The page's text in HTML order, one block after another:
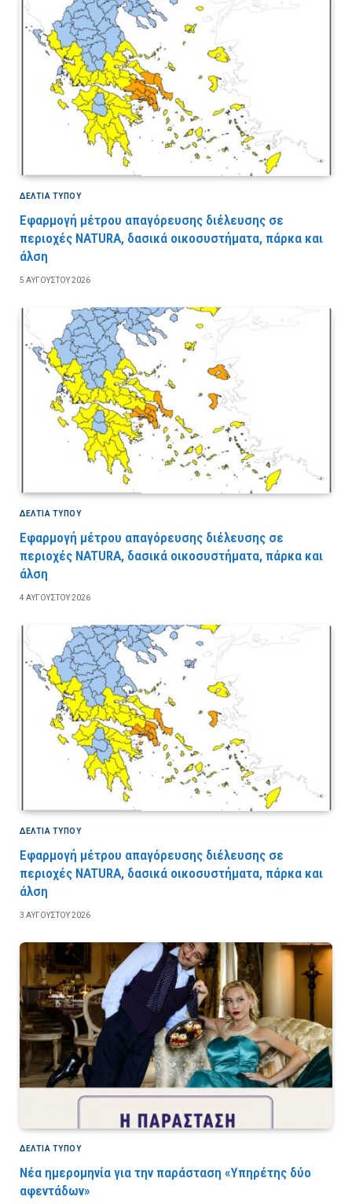
ΔΕΛΤΙΑ ΤΥΠΟΥ
Εφαρμογή μέτρου απαγόρευσης διέλευσης σε
περιοχές NATURA, δασικά οικοσυστήματα, πάρκα και
άλση
5 ΑΥΓΟΎΣΤΟΥ 2026
ΔΕΛΤΙΑ ΤΥΠΟΥ
Εφαρμογή μέτρου απαγόρευσης διέλευσης σε
περιοχές NATURA, δασικά οικοσυστήματα, πάρκα και
άλση
4 ΑΥΓΟΎΣΤΟΥ 2026
ΔΕΛΤΙΑ ΤΥΠΟΥ
Εφαρμογή μέτρου απαγόρευσης διέλευσης σε
περιοχές NATURA, δασικά οικοσυστήματα, πάρκα και
άλση
3 ΑΥΓΟΎΣΤΟΥ 2026
ΔΕΛΤΙΑ ΤΥΠΟΥ
Νέα ημερομηνία για την παράσταση «Υπηρέτης δύο
αφεντάδων»